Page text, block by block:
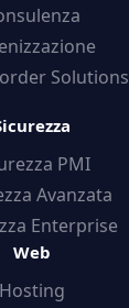
Solutions
PMI
Avanzata
Enterprise
Web
Hosting